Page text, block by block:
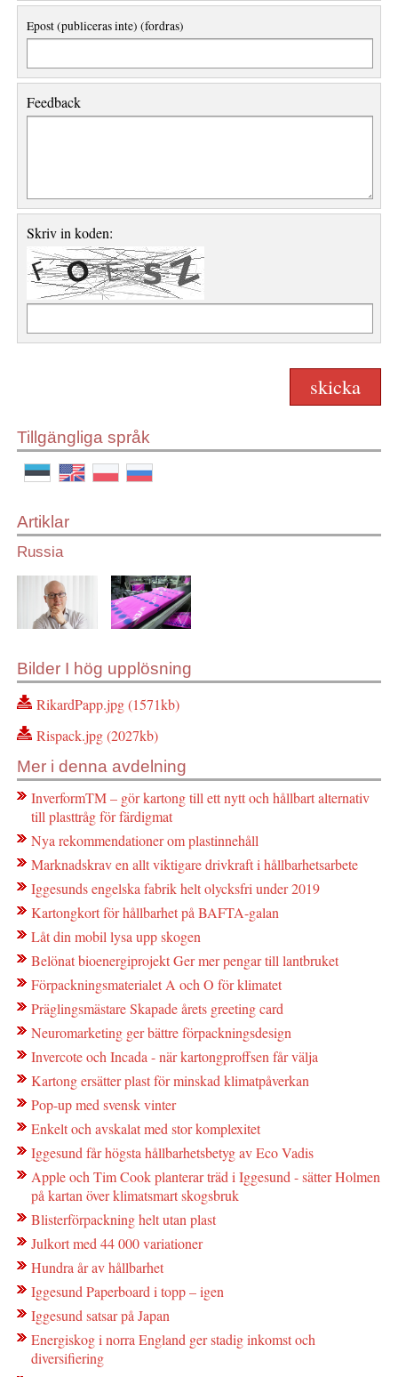
Epost (publiceras inte) (fordras)
Feedback
Skriv in koden:
Tillgängliga språk
Artiklar
Russia
Bilder I hög upplösning
RikardPapp.jpg (1571kb)
Rispack.jpg (2027kb)
Mer i denna avdelning
InverformTM – gör kartong till ett nytt och hållbart alternativ
till plasttråg för färdigmat
Nya rekommendationer om plastinnehåll
Marknadskrav en allt viktigare drivkraft i hållbarhetsarbete
Iggesunds engelska fabrik helt olycksfri under 2019
Kartongkort för hållbarhet på BAFTA-galan
Låt din mobil lysa upp skogen
Belönat bioenergiprojekt Ger mer pengar till lantbruket
Förpackningsmaterialet A och O för klimatet
Präglingsmästare Skapade årets greeting card
Neuromarketing ger bättre förpackningsdesign
Invercote och Incada - när kartongproffsen får välja
Kartong ersätter plast för minskad klimatpåverkan
Pop-up med svensk vinter
Enkelt och avskalat med stor komplexitet
Iggesund får högsta hållbarhetsbetyg av Eco Vadis
Apple och Tim Cook planterar träd i Iggesund - sätter Holmen
på kartan över klimatsmart skogsbruk
Blisterförpackning helt utan plast
Julkort med 44 000 variationer
Hundra år av hållbarhet
Iggesund Paperboard i topp – igen
Iggesund satsar på Japan
Energiskog i norra England ger stadig inkomst och
diversifiering